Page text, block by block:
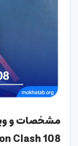
مشخصات و
Clash 108